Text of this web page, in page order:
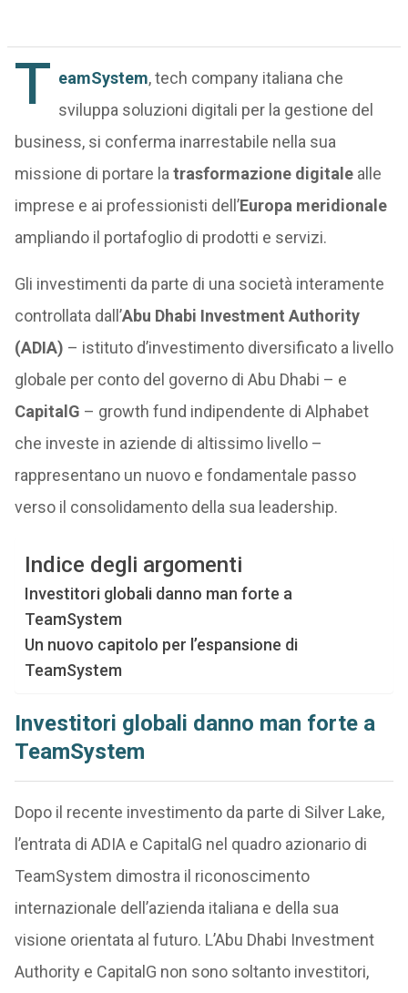
T eamSystem, tech company italiana che
sviluppa soluzioni digitali per la gestione del
business, si conferma inarrestabile nella sua
missione di portare la trasformazione digitalealle
imprese e ai professionisti dell’Europa meridionale
ampliando il portafoglio di prodotti e servizi.
Gli investimenti da parte di una società interamente
controllata dall’Abu Dhabi Investment Authority
(ADIA) – istituto d’investimento diversificato a livello
globale per conto del governo di Abu Dhabi – e
CapitalG – growth fund indipendente di Alphabet
che investe in aziende di altissimo livello –
rappresentano un nuovo e fondamentale passo
verso il consolidamento della sua leadership.
Indice degli argomenti
Investitori globali danno man forte a
TeamSystem
Un nuovo capitolo per l’espansione di
TeamSystem
Investitori globali danno man forte a
TeamSystem
Dopo il recente investimento da parte di Silver Lake,
l’entrata di ADIA e CapitalG nel quadro azionario di
TeamSystem dimostra il riconoscimento
internazionale dell’azienda italiana e della sua
visione orientata al futuro. L’Abu Dhabi Investment
Authority e CapitalG non sono soltanto investitori,